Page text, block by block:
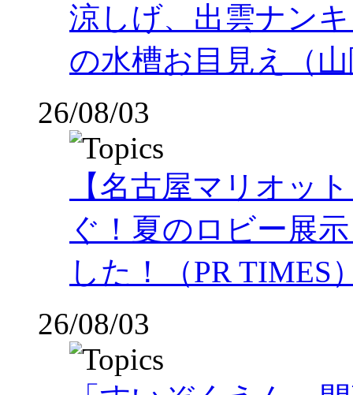
涼しげ、出雲ナン
の水槽お目見え（
26/08/03
【名古屋マリオッ
ぐ！夏のロビー展
した！（PR TIMES
26/08/03